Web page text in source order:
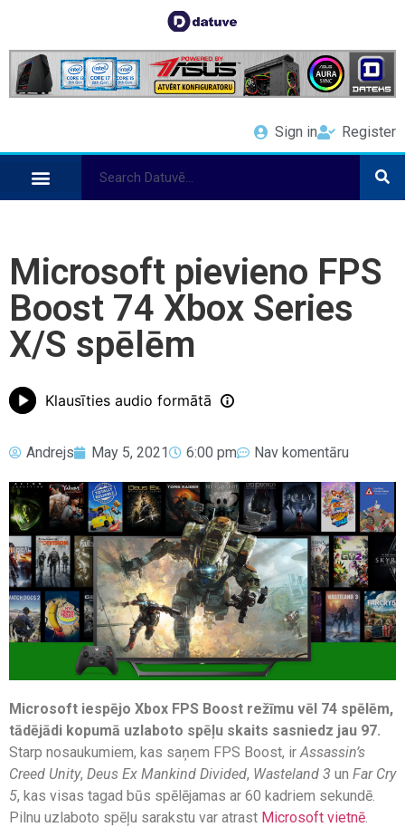
Sign in Register
Microsoft pievieno FPS
Boost 74 Xbox Series
X/S spēlēm
Klausīties audio formātā
Andrejs May 5, 2021 6:00 pm Nav komentāru
Microsoft iespējo Xbox FPS Boost režīmu vēl 74 spēlēm,
tādējādi kopumā uzlaboto spēļu skaits sasniedz jau 97.
Starp nosaukumiem, kas saņem FPS Boost, irAssassin’s
Creed Unity, Deus Ex Mankind Divided, Wasteland 3 un Far Cry
5, kas visas tagad būs spēlējamas ar 60 kadriem sekundē.
Pilnu uzlaboto spēļu sarakstu var atrast Microsoft vietnē.